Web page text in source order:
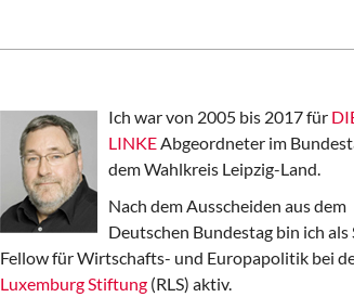
Ich war von 2005 bis 2017 für
LINKEAbgeordneter im
dem Wahlkreis Leipzig-Land.
Nach dem Ausscheiden aus dem
Deutschen Bundestag bin ich als
Fellow für Wirtschafts- und Europapolitik bei
Luxemburg Stiftung (RLS) aktiv.